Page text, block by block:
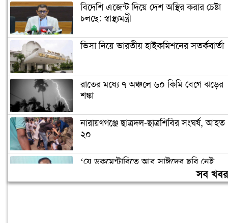
বিদেশি এজেন্ট দিয়ে দেশ অস্থির করার চেষ্টা
চলছে: স্বাস্থ্যমন্ত্রী
ভিসা নিয়ে ভারতীয় হাইকমিশনের সতর্কবার্তা
রাতের মধ্যে ৭ অঞ্চলে ৬০ কিমি বেগে ঝড়ের
শঙ্কা
নারায়ণগঞ্জে ছাত্রদল-ছাত্রশিবির সংঘর্ষ, আহত
২০
‘যে ডকুমেন্টারিতে আবু সাঈদের ছবি নেই,
সব